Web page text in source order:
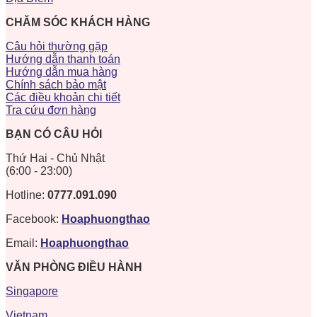
CHĂM SÓC KHÁCH HÀNG
Câu hỏi thường gặp
Hướng dẫn thanh toán
Hướng dẫn mua hàng
Chính sách bảo mật
Các điều khoản chi tiết
Tra cứu đơn hàng
BẠN CÓ CÂU HỎI
Thứ Hai - Chủ Nhật
(6:00 - 23:00)
Hotline: 0777.091.090
Facebook: Hoaphuongthao
Email: Hoaphuongthao
VĂN PHÒNG ĐIỀU HÀNH
Singapore